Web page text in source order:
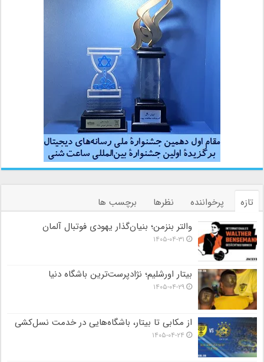
تازه پرخواننده نظرها
برچسب ها
والتر بنزمن؛ بنیان‌گذار یهودی فوتبال آلمان
۱۴۰۵-۰۴-۳۱
بیتار اورشلیم؛ نژادپرست‌ترین باشگاه دنیا
۱۴۰۵-۰۴-۲۹
از مکابی تا بیتار، باشگاه‌هایی در خدمت نسل‌کشی
۱۴۰۵-۰۴-۲۴